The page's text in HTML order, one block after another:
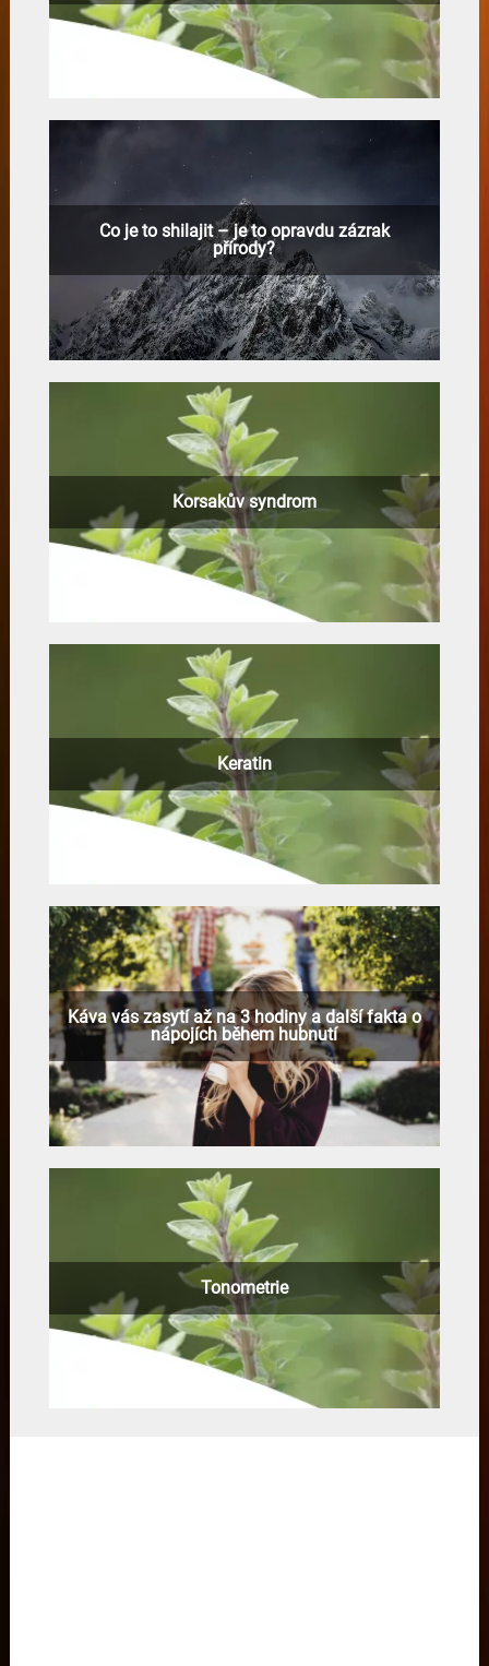
Co je to shilajit – je to opravdu zázrak
přírody?
Korsakův syndrom
Keratin
Káva vás zasytí až na 3 hodiny a další fakta o
nápojích během hubnutí
Tonometrie